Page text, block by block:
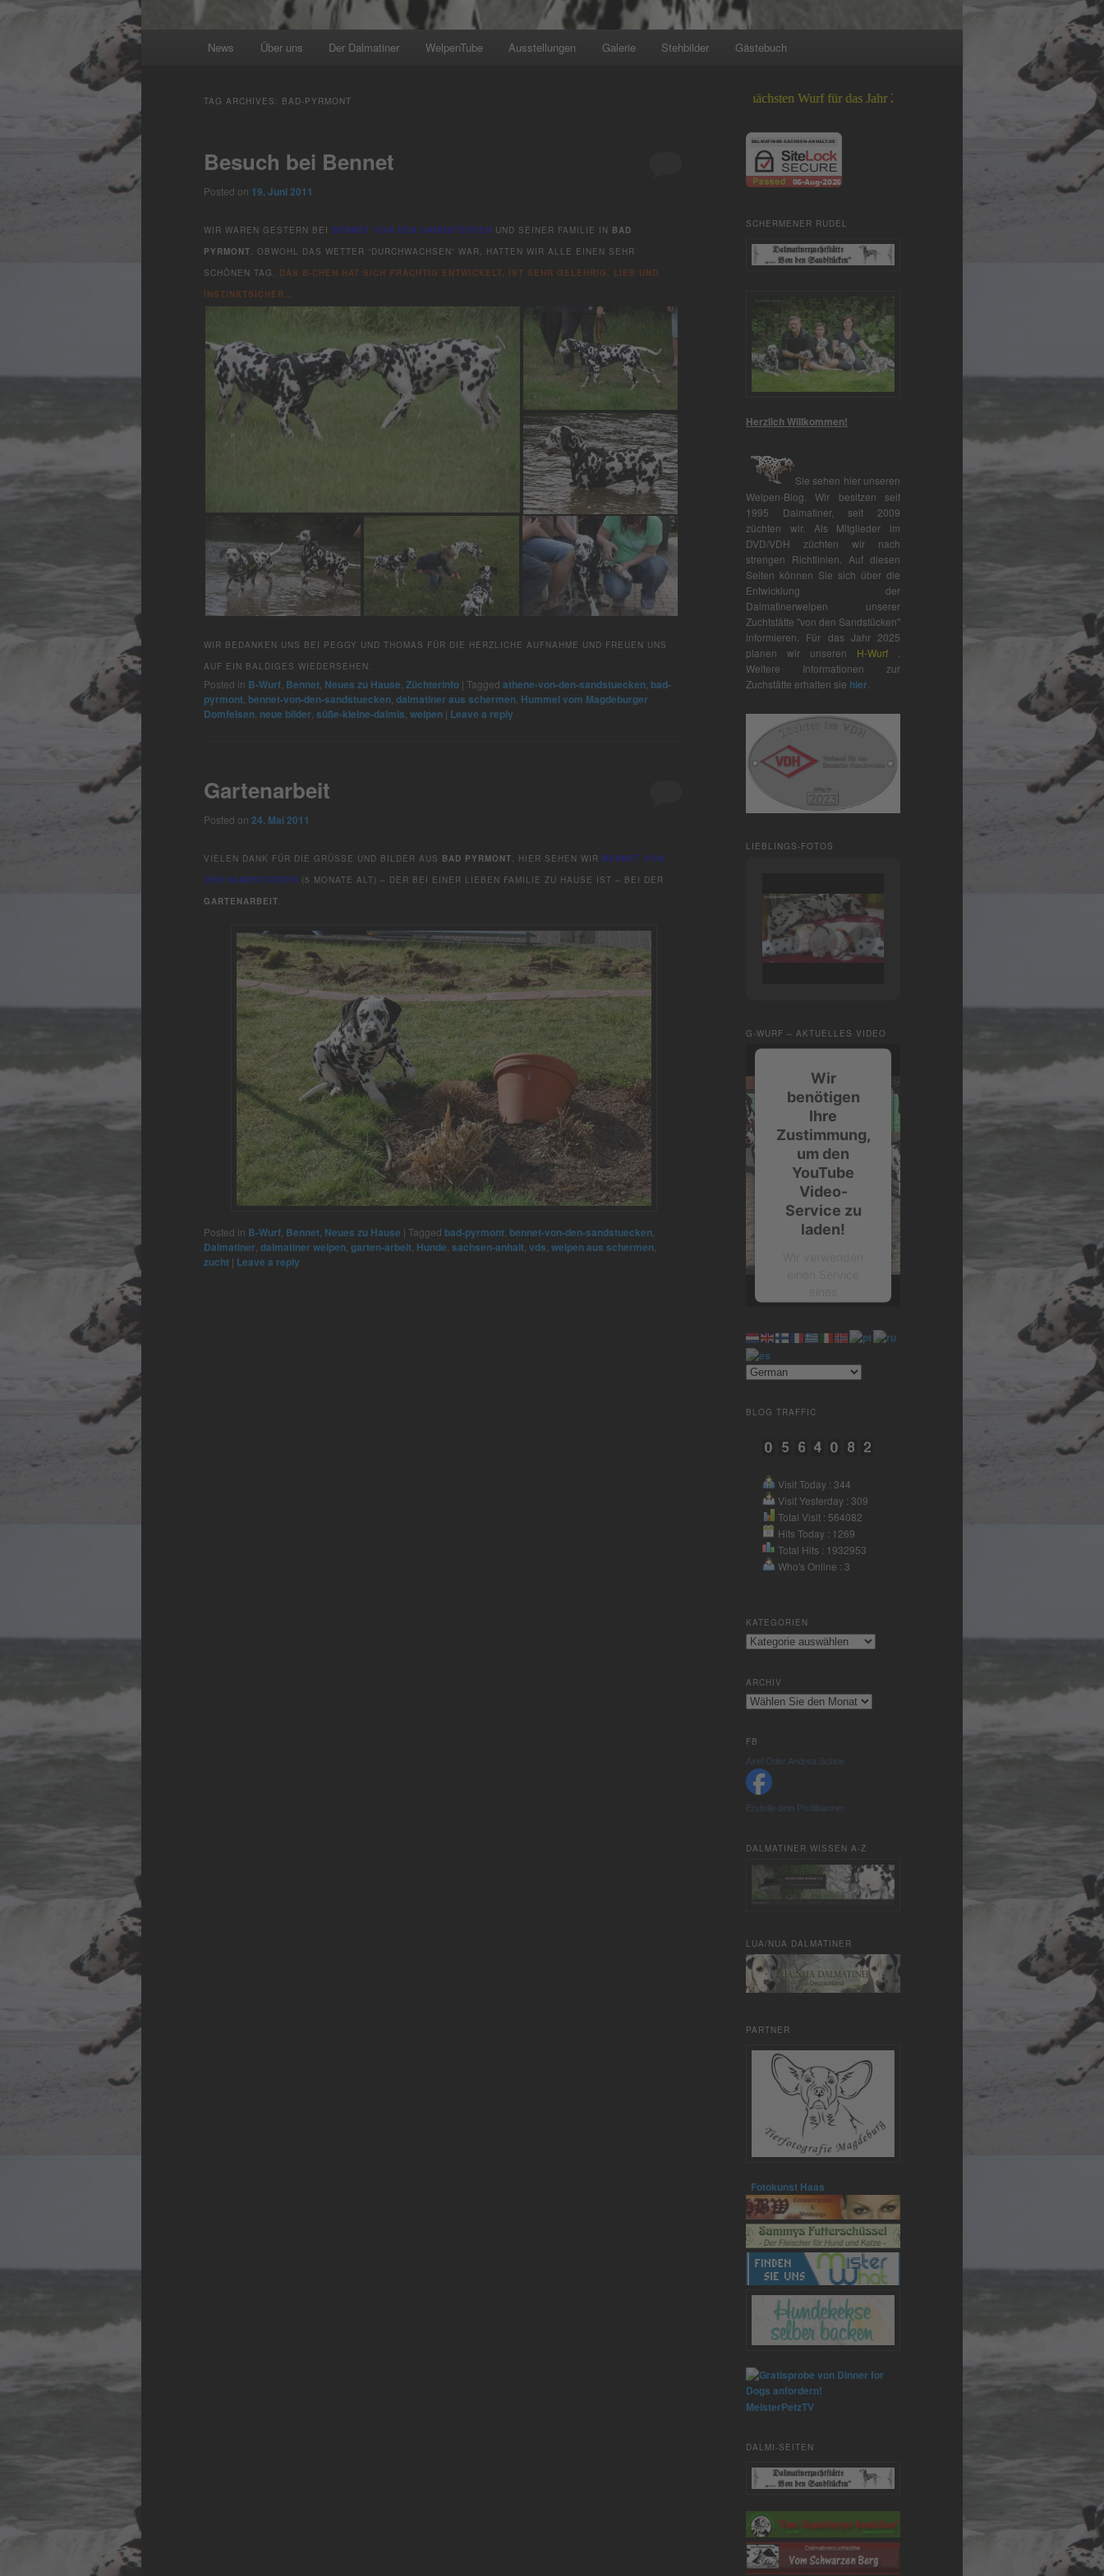
News Über uns Der Dalmatiner WelpenTube Ausstellungen Galerie Stehbilder Gästebuch
TAG ARCHIVES: BAD-PYRMONT
Besuch bei Bennet
Posted on 19. Juni 2011
WIR WAREN GESTERN BEI BENNET VON DEN SANDSTÜCKEN UND SEINER FAMILIE IN BAD
PYRMONT . OBWOHL DAS WETTER “DURCHWACHSEN” WAR, HATTEN WIR ALLE EINEN SEHR
SCHÖNEN TAG. DAS B-CHEN HAT SICH PRÄCHTIG ENTWICKELT, IST SEHR GELEHRIG, LIEB UND
INSTINKTSICHER…
WIR BEDANKEN UNS BEI PEGGY UND THOMAS FÜR DIE HERZLICHE AUFNAHME UND FREUEN UNS
AUF EIN BALDIGES WIEDERSEHEN.
Posted in B-Wurf Bennet Neues zu Hause Züchterinfo | Tagged athene-von-den-sandstuecken bad-
pyrmont bennet-von-den-sandstuecken dalmatiner aus schermen Hummel vom Magdeburger
Domfelsen neue bilder süße-kleine-dalmis welpen | Leave a reply
Gartenarbeit
Posted on 24. Mai 2011
VIELEN DANK FÜR DIE GRÜSSE UND BILDER AUS BAD PYRMONT . HIER SEHEN WIR BENNET VON
DEN SANDSTÜCKEN (5 MONATE ALT) – DER BEI EINER LIEBEN FAMILIE ZU HAUSE IST – BEI DER
GARTENARBEIT
Posted in B-Wurf Bennet Neues zu Hause | Tagged bad-pyrmont bennet-von-den-sandstuecken
Dalmatiner dalmatiner welpen garten-arbeit Hunde sachsen-anhalt vds welpen aus schermen
zucht | Leave a reply
+++ Wir planen den nächsten Wurf für das Jahr 2026 +++
SCHERMENER RUDEL
Herzlich Willkommen!
Sie sehen hier unseren
Welpen-Blog. Wir besitzen seit
1995 Dalmatiner, seit 2009
züchten wir. Als Mitglieder im
DVD/VDH züchten wir nach
strengen Richtlinien. Auf diesen
Seiten können Sie sich über die
Entwicklung der
Dalmatinerwelpen unserer
Zuchtstätte "von den Sandstücken"
informieren. Für das Jahr 2025
planen wir unseren H-Wurf
Weitere Informationen zur
Zuchstätte erhalten sie hier
LIEBLINGS-FOTOS
G-WURF – AKTUELLES VIDEO
Wir
benötigen
Ihre
Zustimmung,
um den
YouTube
Video-
Service zu
laden!
einzubetten.
kann Daten zu
sammeln. Bitte
Details durch und
Nutzung des
Service zu, um
dieses Video
anzusehen.
Mehr
Akzeptieren
powered by
Management
BLOG TRAFFIC
Visit Today : 344
Visit Yesterday : 309
Total Visit : 564082
Hits Today : 1269
Total Hits : 1932953
Who's Online : 3
KATEGORIEN
Kategorien
ARCHIV
Archiv
FB
Axel Oder Andrea Schoe
Erstelle dein Profilbanner
DALMATINER WISSEN A-Z
LUA/NUA DALMATINER
PARTNER
Fotokunst Haas
MeisterPetzTV
DALMI-SEITEN